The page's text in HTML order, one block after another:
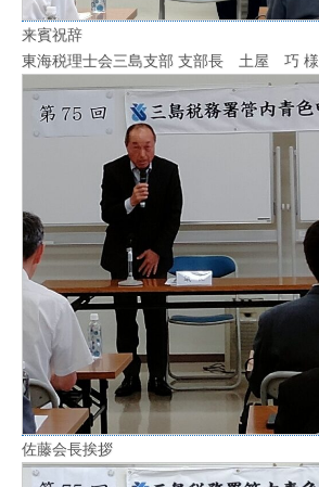
来賓祝辞
東海税理士会三島支部 支部長 土屋 巧 様
佐藤会長挨拶